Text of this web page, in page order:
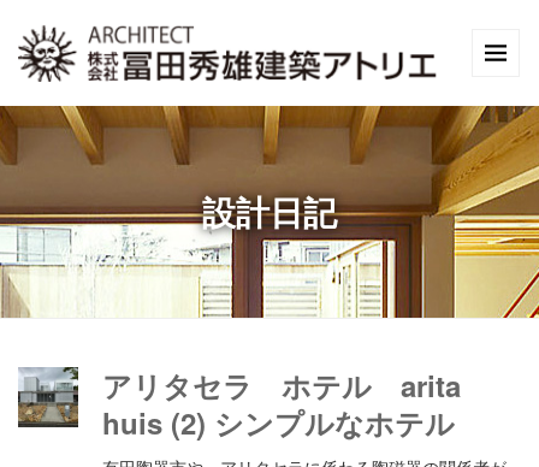
設計日記
アリタセラ ホテル arita
huis (2) シンプルなホテル